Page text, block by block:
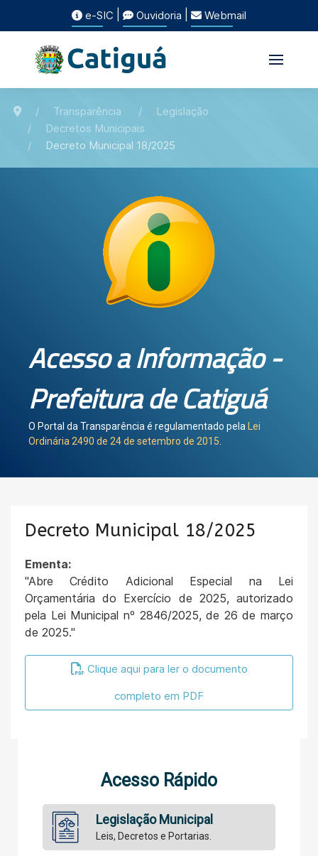
e-SIC Ouvidoria Webmail
Transparência
Legislação
Decretos Municipais
Decreto Municipal 18/2025
Acesso a Informação -
Prefeitura de Catiguá
O Portal da Transparência é regulamentado pela Lei
Ordinária 2490 de 24 de setembro de 2015
Decreto Municipal 18/2025
Ementa:
"Abre Crédito Adicional Especial na Lei
Orçamentária do Exercício de 2025, autorizado
pela Lei Municipal nº 2846/2025, de 26 de março
de 2025."
Clique aqui para ler o documento
completo em PDF
Acesso Rápido
Legislação Municipal
Leis, Decretos e Portarias.